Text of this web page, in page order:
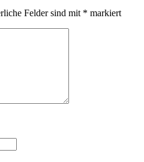
Felder sind mit * markiert